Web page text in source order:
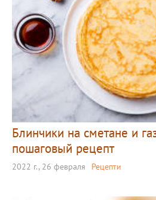
Блинчики на сметане и
пошаговый рецепт
2022 г., 26 февраля Рецепти